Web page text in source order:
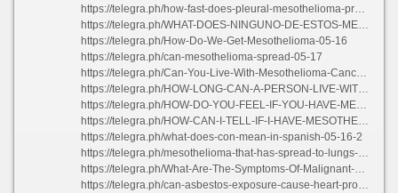
https://telegra.ph/how-fast-does-pleural-mesothelioma-progress-05-16
https://telegra.ph/WHAT-DOES-NINGUNO-DE-ESTOS-MEAN-IN-SPANISH-05-16
https://telegra.ph/How-Do-We-Get-Mesothelioma-05-16
https://telegra.ph/can-mesothelioma-spread-05-17
https://telegra.ph/Can-You-Live-With-Mesothelioma-Cancer-05-16
https://telegra.ph/HOW-LONG-CAN-A-PERSON-LIVE-WITH-MESOTHELIOMA-05-16
https://telegra.ph/HOW-DO-YOU-FEEL-IF-YOU-HAVE-MESOTHELIOMA-05-15
https://telegra.ph/HOW-CAN-I-TELL-IF-I-HAVE-MESOTHELIOMA-05-16
https://telegra.ph/what-does-con-mean-in-spanish-05-16-2
https://telegra.ph/mesothelioma-that-has-spread-to-lungs-05-16
https://telegra.ph/What-Are-The-Symptoms-Of-Malignant-Mesothelioma-05-16
https://telegra.ph/can-asbestos-exposure-cause-heart-problems-05-16-3